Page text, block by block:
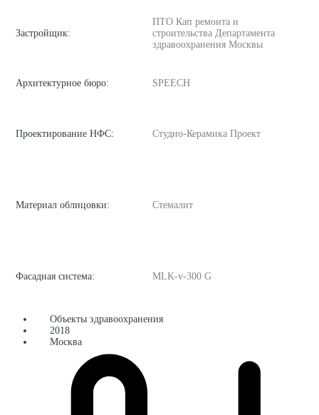
Застройщик:
ПТО Кап ремонта и
строительства Департамента
здравоохранения Москвы
Архитектурное бюро: SPEECH
Проектирование НФС: Студио-Керамика Проект
Материал облицовки: Стемалит
Фасадная система: MLK-v-300 G
Объекты здравоохранения
2018
Москва